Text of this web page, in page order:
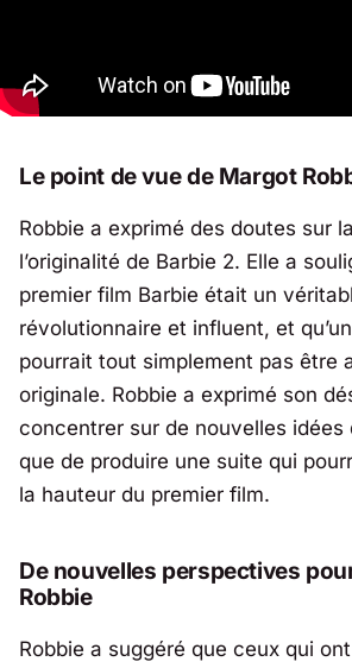
Le point de vue de Margot
Robbie a exprimé des doutes sur
l’originalité de Barbie 2. Elle a
premier film Barbie était un
révolutionnaire et influent, et
pourrait tout simplement pas être
originale. Robbie a exprimé son
concentrer sur de nouvelles idées
que de produire une suite qui
la hauteur du premier film.
De nouvelles perspectives
Robbie
Robbie a suggéré que ceux qui